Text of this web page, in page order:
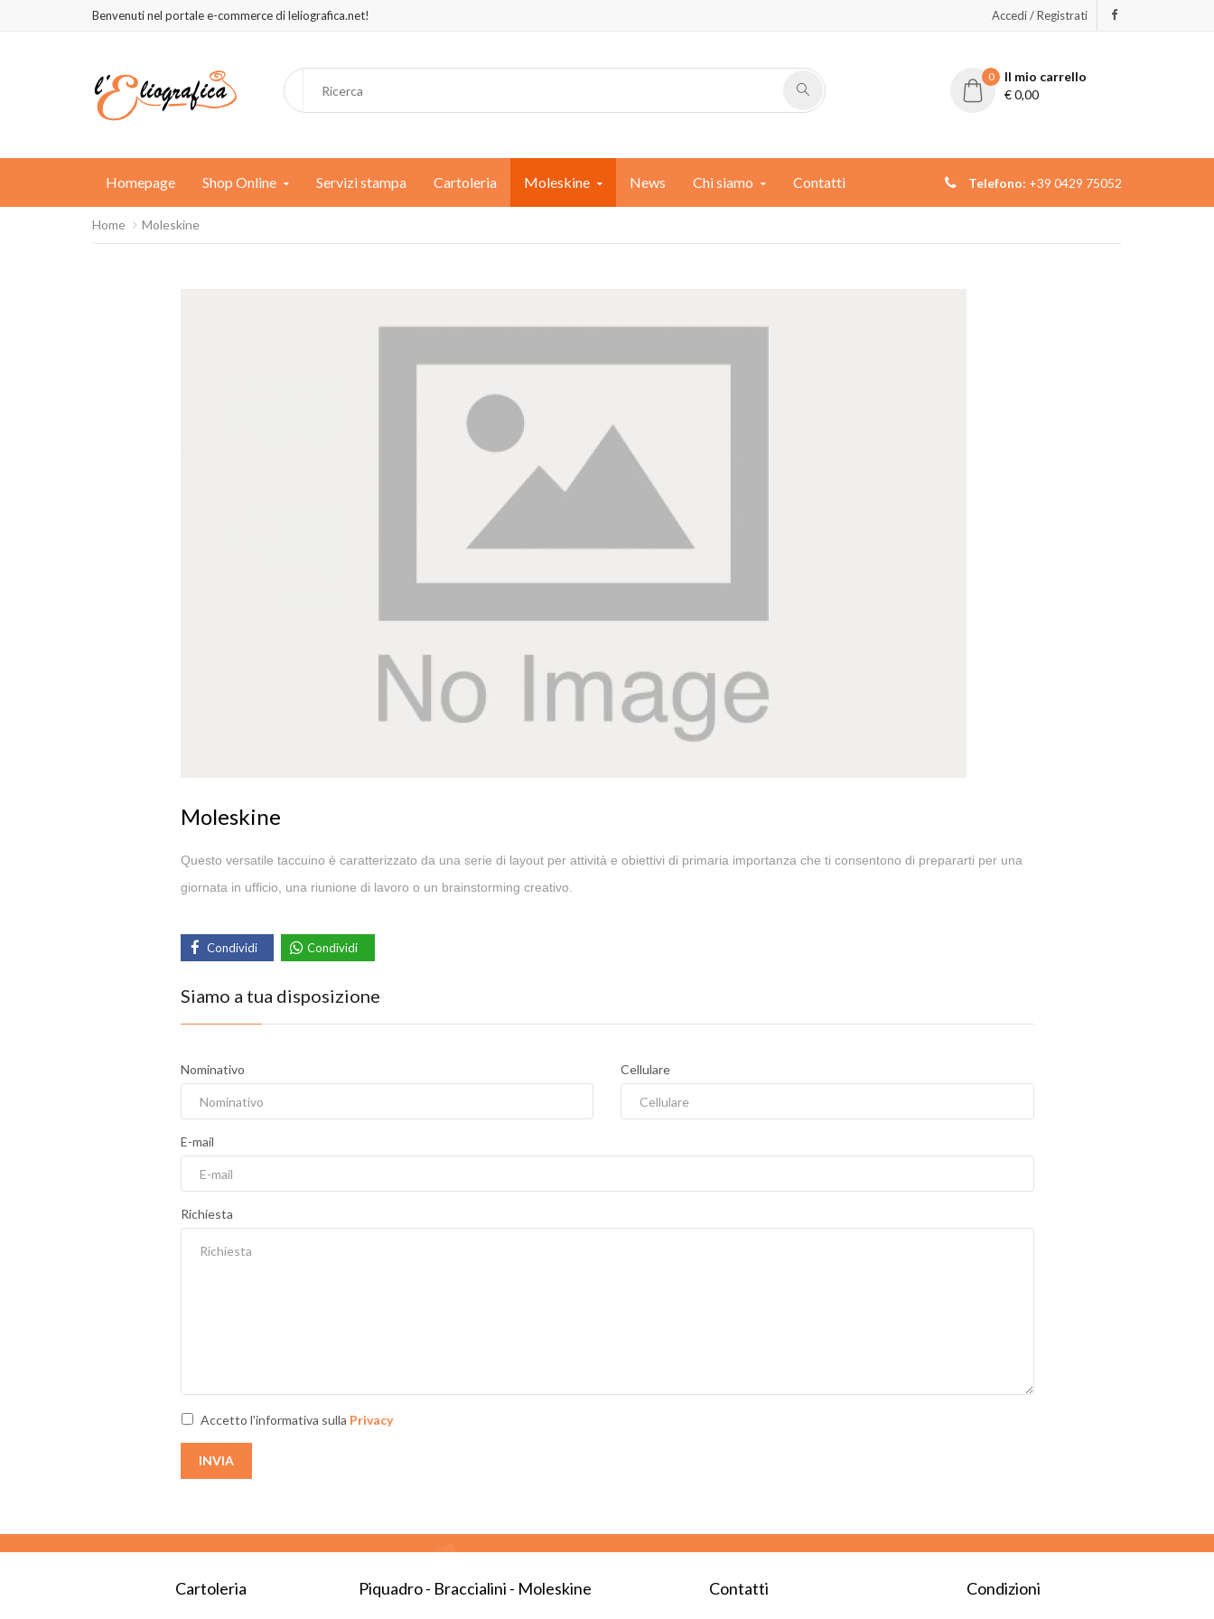
Benvenuti nel portale e-commerce di leliografica.net! Accedi / Registrati
0
Il mio carrello
€0,00
Homepage Shop Online Servizi stampa Cartoleria Moleskine News Chi siamo Contatti Telefono: +39 0429 75052
Home Moleskine
Moleskine
Questo versatile taccuino è caratterizzato da una serie di layout per attività e obiettivi di primaria importanza che ti consentono di prepararti per una
giornata in ufficio, una riunione di lavoro o un brainstorming creativo.
Condividi Condividi
Siamo a tua disposizione
Nominativo Cellulare
E-mail
Richiesta
Accetto l'informativa sulla Privacy
INVIA
Cartoleria Piquadro - Braccialini - Moleskine Contatti Condizioni